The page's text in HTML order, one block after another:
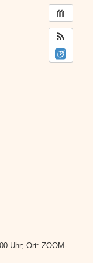
Uhr; Ort: ZOOM-